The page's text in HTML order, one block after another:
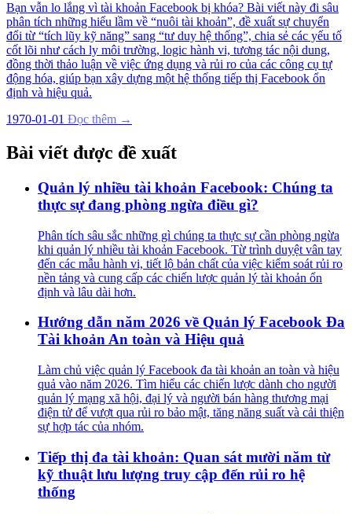
Bạn vẫn lo lắng vì tài khoản Facebook bị khóa? Bài viết này đi sâu
phân tích những hiểu lầm về “nuôi tài khoản”, đề xuất sự chuyển
đổi từ “tích lũy kỹ năng” sang “tư duy hệ thống”, chia sẻ các yếu tố
cốt lõi như cách ly môi trường, logic hành vi, tương tác nội dung,
đồng thời thảo luận về việc ứng dụng và rủi ro của các công cụ tự
động hóa, giúp bạn xây dựng một hệ thống tiếp thị Facebook ổn
định và hiệu quả.
1970-01-01 Đọc thêm →
Bài viết được đề xuất
Quản lý nhiều tài khoản Facebook: Chúng ta
thực sự đang phòng ngừa điều gì?
Phân tích sâu sắc những gì chúng ta thực sự cần phòng ngừa
khi quản lý nhiều tài khoản Facebook. Từ trình duyệt vân tay
đến các mẫu hành vi, tiết lộ bản chất của việc kiểm soát rủi ro
nền tảng và cung cấp các chiến lược quản lý tài khoản ổn
định và lâu dài hơn.
Hướng dẫn năm 2026 về Quản lý Facebook Đa
Tài khoản An toàn và Hiệu quả
Làm chủ việc quản lý Facebook đa tài khoản an toàn và hiệu
quả vào năm 2026. Tìm hiểu các chiến lược dành cho người
quản lý mạng xã hội, đại lý và người bán hàng thương mại
điện tử để vượt qua rủi ro bảo mật, tăng năng suất và cải thiện
sự hợp tác của nhóm.
Tiếp thị đa tài khoản: Quan sát mười năm từ
kỹ thuật lưu lượng truy cập đến rủi ro hệ
thống